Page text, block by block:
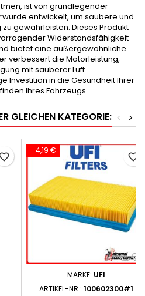
ist von grundlegender
wurde entwickelt, um saubere und
zu gewährleisten. Dieses Produkt
Widerstandsfähigkeit
bietet eine außergewöhnliche
verbessert die Motorleistung,
mit sauberer Luft
Investition in die Gesundheit Ihrer
Ihres Fahrzeugs.
GLEICHEN KATEGORIE: >
<
- 4,19 €
MARKE: UFI
ARTIKEL-NR.: 100602300#1
favorite_border